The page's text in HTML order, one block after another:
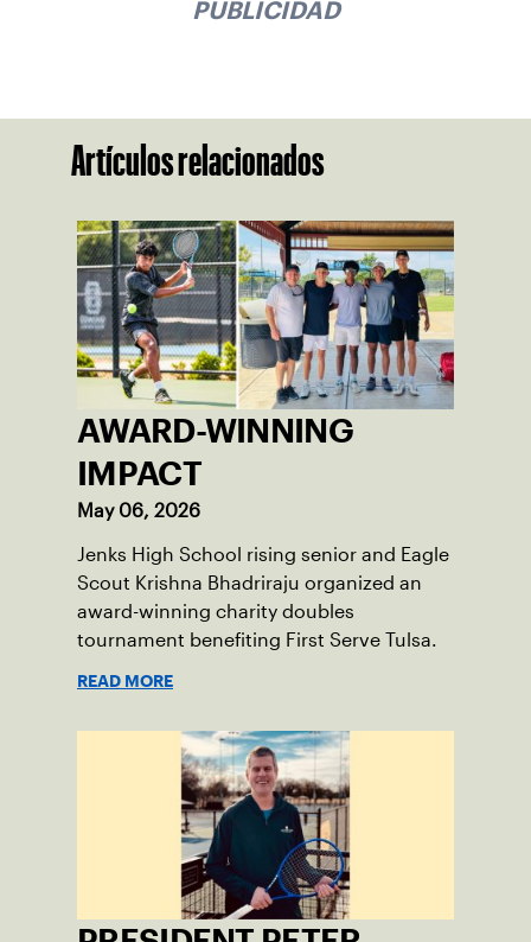
PUBLICIDAD
Artículos relacionados
AWARD-WINNING
IMPACT
May 06, 2026
Jenks High School rising senior and Eagle
Scout Krishna Bhadriraju organized an
award-winning charity doubles
tournament benefiting First Serve Tulsa.
READ MORE